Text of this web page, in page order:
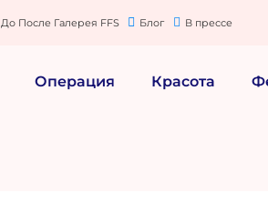
До После Галерея FFS Блог В прессе
Операция Красота